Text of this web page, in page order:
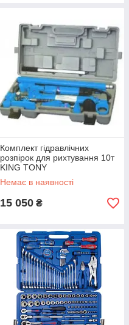
Комплект гідравлічних
розпірок для рихтування 10т
KING TONY
Немає в наявності
15 050 ₴